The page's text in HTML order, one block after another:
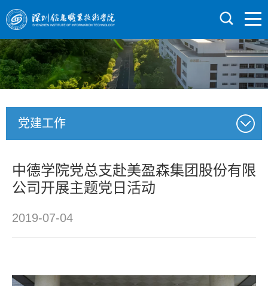
党建工作
中德学院党总支赴美盈森集团股份有限
公司开展主题党日活动
2019-07-04